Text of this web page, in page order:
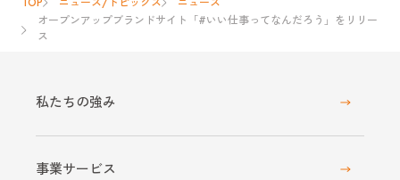
オープンアップブランドサイト「#いい仕事ってなんだろう」をリリー
ス
私たちの強み
事業サービス